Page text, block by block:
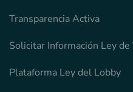
Transparencia Activa
Solicitar Información Ley de
Plataforma Ley del Lobby